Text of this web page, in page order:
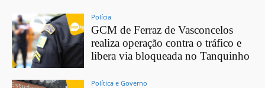
Polícia
GCM de Ferraz de Vasconcelos
realiza operação contra o tráfico e
libera via bloqueada no Tanquinho
Política e Governo